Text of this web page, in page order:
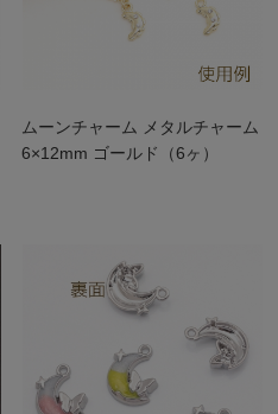
ムーンチャーム メタルチャーム
6×12mm ゴールド（6ヶ）